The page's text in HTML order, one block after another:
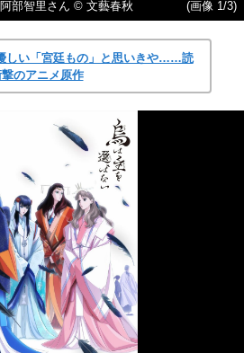
部智里さん © 文藝春秋 (画像 1/3)
しい「宮廷もの」と思いきや……読
のアニメ原作